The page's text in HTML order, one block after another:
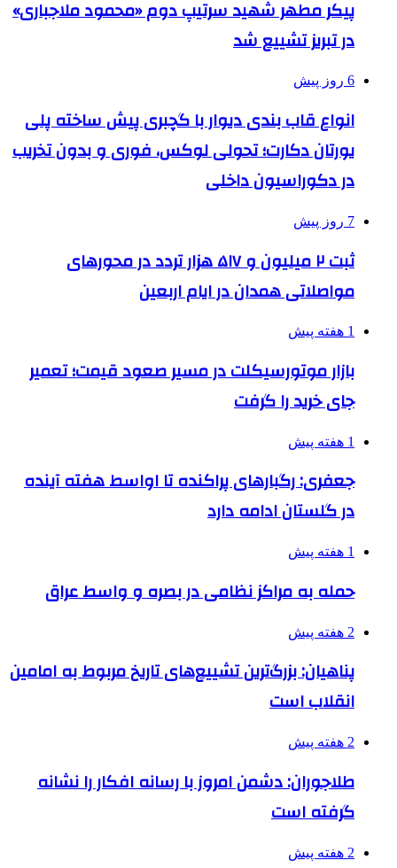
پیکر مطهر شهید سرتیپ دوم «محمود ملاجباری»
در تبریز تشییع شد
6 روز پیش
انواع قاب بندی دیوار با گچبری پیش ساخته پلی
یورتان دکارت؛ تحولی لوکس، فوری و بدون تخریب
در دکوراسیون داخلی
7 روز پیش
ثبت ۲ میلیون و ۵۱۷ هزار تردد در محورهای
مواصلاتی همدان در ایام اربعین
1 هفته پیش
بازار موتورسیکلت در مسیر صعود قیمت؛ تعمیر
جای خرید را گرفت
1 هفته پیش
جعفری: رگبارهای پراکنده تا اواسط هفته آینده
در گلستان ادامه دارد
1 هفته پیش
حمله به مراکز نظامی در بصره و واسط عراق
2 هفته پیش
پناهیان: بزرگ‌ترین تشییع‌های تاریخ مربوط به امامین
انقلاب است
2 هفته پیش
طلاجوران: دشمن امروز با رسانه افکار را نشانه
گرفته است
2 هفته پیش